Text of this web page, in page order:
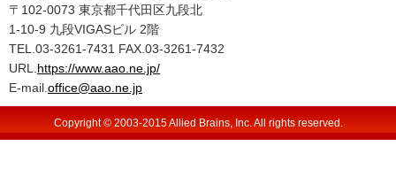
〒102-0073 東京都千代田区九段北
1-10-9 九段VIGASビル 2階
TEL.03-3261-7431 FAX.03-3261-7432
URL. https://www.aao.ne.jp/
E-mail. office@aao.ne.jp
Copyright © 2003-2015 Allied Brains, Inc. All rights reserved.